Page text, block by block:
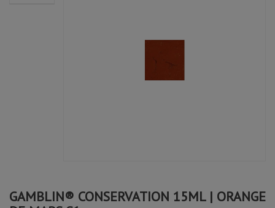
GAMBLIN® CONSERVATION 15ML | ORANGE
10/10